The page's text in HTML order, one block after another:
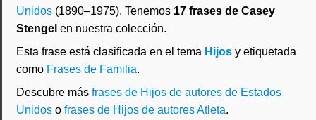
Unidos (1890–1975). Tenemos 17 frases de Casey
Stengel en nuestra colección.
Esta frase está clasificada en el tema Hijos y etiquetada
como Frases de Familia.
Descubre más frases de Hijos de autores de Estados
Unidos o frases de Hijos de autores Atleta.